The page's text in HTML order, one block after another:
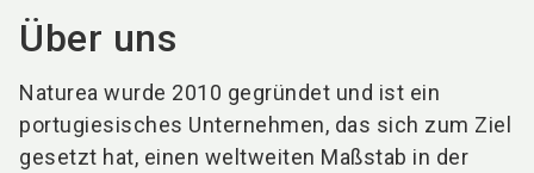
Über uns
Naturea wurde 2010 gegründet und ist ein
portugiesisches Unternehmen, das sich zum Ziel
gesetzt hat, einen weltweiten Maßstab in der